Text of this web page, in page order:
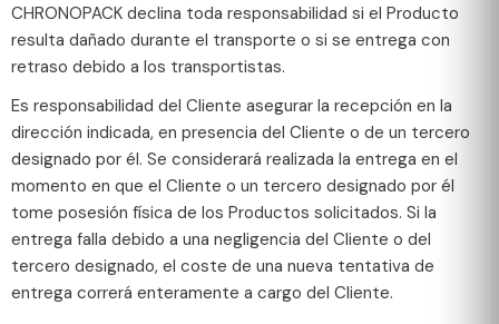
CHRONOPACK declina toda responsabilidad si el Producto
resulta dañado durante el transporte o si se entrega con
retraso debido a los transportistas.
Es responsabilidad del Cliente asegurar la recepción en la
dirección indicada, en presencia del Cliente o de un tercero
designado por él. Se considerará realizada la entrega en el
momento en que el Cliente o un tercero designado por él
tome posesión física de los Productos solicitados. Si la
entrega falla debido a una negligencia del Cliente o del
tercero designado, el coste de una nueva tentativa de
entrega correrá enteramente a cargo del Cliente.